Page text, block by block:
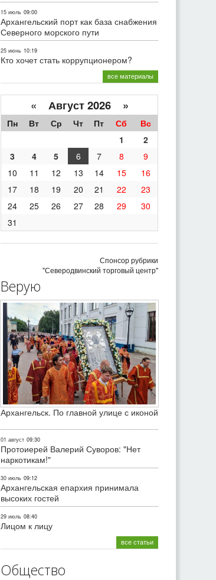
15 июль 09:00
Архангельский порт как база снабжения
Северного морского пути
25 июнь 10:19
Кто хочет стать коррупционером?
все материалы
« Август 2026 »
Пн Вт Ср Чт Пт Сб
Вс
1
2
3
4 5 6 7 8
9
10
11 12 13 14 15
16
17
18 19 20 21 22
23
24
25 26 27 28 29
30
31
Спонсор рубрики
"Северодвинский торговый центр"
Верую
Архангельск. По главной улице с иконой
01 август 09:30
Протоиерей Валерий Суворов: "Нет
наркотикам!"
30 июль 09:12
Архангельская епархия принимала
высоких гостей
29 июль 08:40
Лицом к лицу
все статьи
Общество